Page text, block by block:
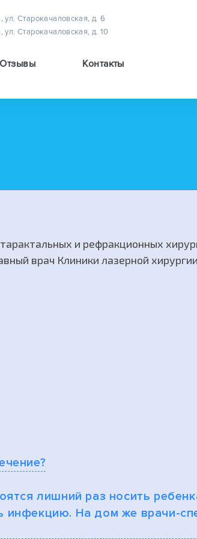
ул. Старокачаловская, д. 6
ул. Старокачаловская, д. 10
Отзывы Контакты
и рефракционных
врач Клиники лазерной
лишний раз носить
инфекцию. На дом же врачи-